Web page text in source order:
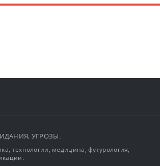
УГРОЗЫ.
технологии, медицина, футурология,